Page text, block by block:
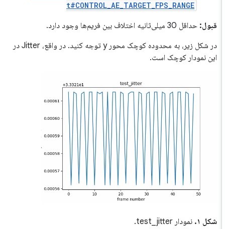
t#CONTROL_AE_TARGET_FPS_RANGE
قبول: حداقل 30 میلی‌ثانیه اختلاف بین فریم‌ها وجود دارد.
در شکل زیر، به محدوده کوچک محور y توجه کنید. در واقع، Jitter در
این نمودار کوچک است.
شکل ۱. نمودار test_jitter.